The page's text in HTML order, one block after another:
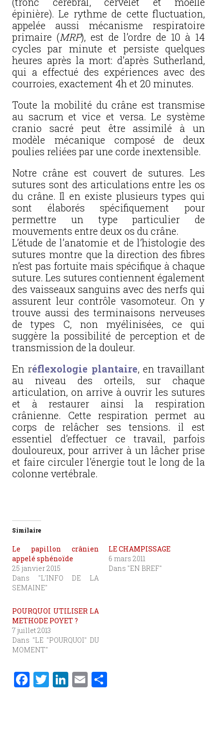
épinière). Le rythme de cette fluctuation,
appelée aussi mécanisme respiratoire
primaire (MRP), est de l’ordre de 10 à 14
cycles par minute et persiste quelques
heures après la mort: d’après Sutherland,
qui a effectué des expériences avec des
courroies, exactement 4h et 20 minutes.
Toute la mobilité du crâne est transmise
au sacrum et vice et versa. Le système
cranio sacré peut être assimilé à un
modèle mécanique composé de deux
poulies reliées par une corde inextensible.
Notre crâne est couvert de sutures. Les
sutures sont des articulations entre les os
du crâne. Il en existe plusieurs types qui
sont élaborés spécifiquement pour
permettre un type particulier de
mouvements entre deux os du crâne.
L’étude de l’anatomie et de l’histologie des
sutures montre que la direction des fibres
n’est pas fortuite mais spécifique à chaque
suture. Les sutures contiennent également
des vaisseaux sanguins avec des nerfs qui
assurent leur contrôle vasomoteur. On y
trouve aussi des terminaisons nerveuses
de types C, non myélinisées, ce qui
suggère la possibilité de perception et de
transmission de la douleur.
En réflexologie plantaire, en travaillant
au niveau des orteils, sur chaque
articulation, on arrive à ouvrir les sutures
et à restaurer ainsi la respiration
crânienne. Cette respiration permet au
corps de relâcher ses tensions. il est
essentiel d’effectuer ce travail, parfois
douloureux, pour arriver à un lâcher prise
et faire circuler l’énergie tout le long de la
colonne vertébrale.
Similaire
Le papillon crânien
appelé sphénoïde
25 janvier 2015
Dans "L'INFO DE LA
SEMAINE"
LE CHAMPISSAGE
6 mars 2011
Dans "EN BREF"
POURQUOI UTILISER LA
METHODE POYET ?
7 juillet 2013
Dans "LE "POURQUOI" DU
MOMENT"
F T Li E